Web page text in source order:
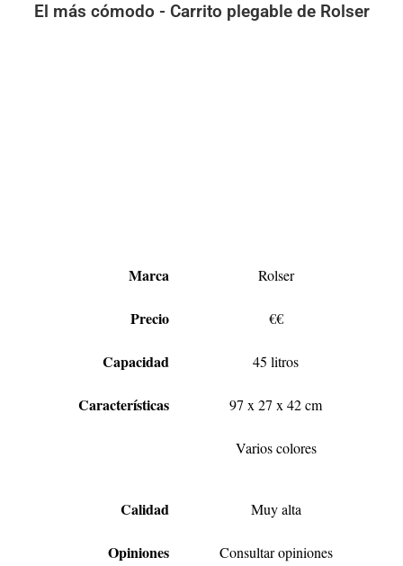
El más cómodo - Carrito plegable de Rolser
Marca Rolser
Precio €€
Capacidad 45 litros
Características 97 x 27 x 42 cm
Varios colores
Calidad Muy alta
Opiniones Consultar opiniones